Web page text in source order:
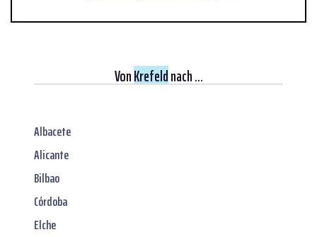
VonKrefeldnach ...
Albacete
Alicante
Bilbao
Córdoba
Elche